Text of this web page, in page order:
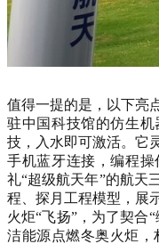
值得一提的是，以下亮
驻中国科技馆的仿生
技，入水即可激活。它
手机蓝牙连接，编程
礼“超级航天年”的航天
程、探月工程模型，展
火炬“飞扬”，为了契合
洁能源点燃冬奥火炬，